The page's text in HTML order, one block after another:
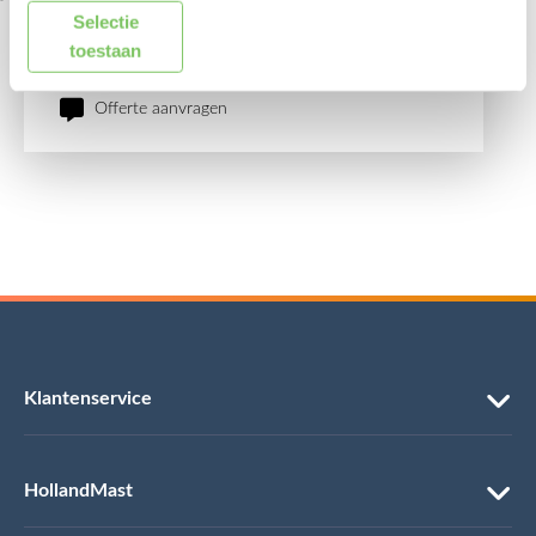
Selectie
toestaan
Ik denk graag met u mee.
info@hollandmast.nl
Offerte aanvragen
Klantenservice
HollandMast